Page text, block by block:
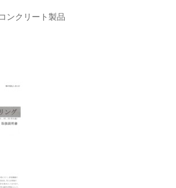
ンクリート製品